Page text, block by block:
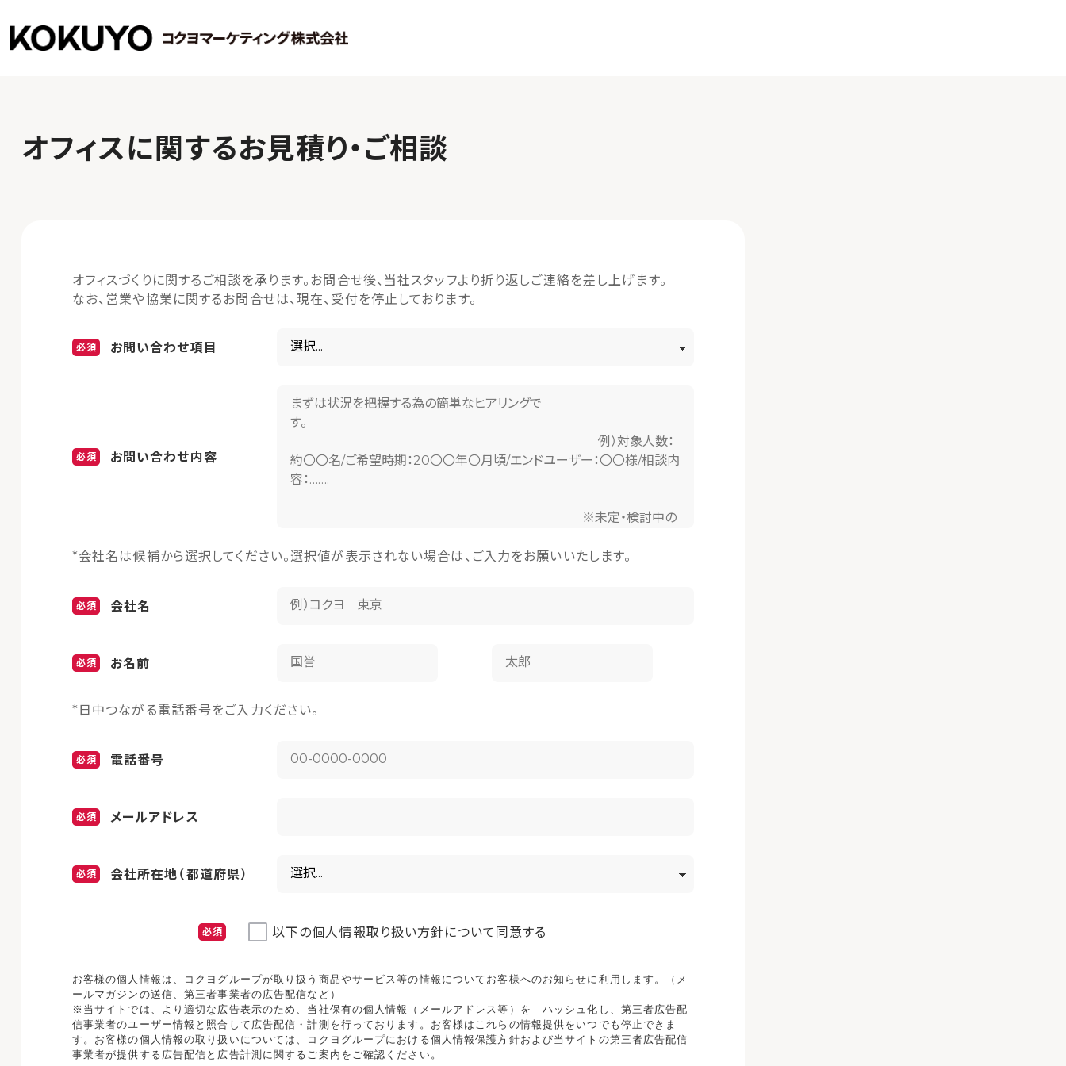
オフィスに関するお見積り・ご相談
オフィスづくりに関するご相談を承ります。お問合せ後、当社スタッフより折り返しご連絡を差し上げます。
なお、営業や協業に関するお問合せは、現在、受付を停止しております。
お問い合わせ項目
お問い合わせ内容
*会社名は候補から選択してください。選択値が表示されない場合は、ご入力をお願いいたします。
会社名
お名前
*日中つながる電話番号をご入力ください。
電話番号
メールアドレス
会社所在地（都道府県）
以下の個人情報取り扱い方針について同意する
お客様の個人情報は、コクヨグループが取り扱う商品やサービス等の情報についてお客様へのお知らせに利用します。（メ
ールマガジンの送信、第三者事業者の広告配信など）
※当サイトでは、より適切な広告表示のため、当社保有の個人情報（メールアドレス等）を ハッシュ化し、第三者広告配
信事業者のユーザー情報と照合して広告配信・計測を行っております。お客様はこれらの情報提供をいつでも停止できま
す。お客様の個人情報の取り扱いについては、コクヨグループにおける個人情報保護方針および当サイトの第三者広告配信
事業者が提供する広告配信と広告計測に関するご案内をご確認ください。